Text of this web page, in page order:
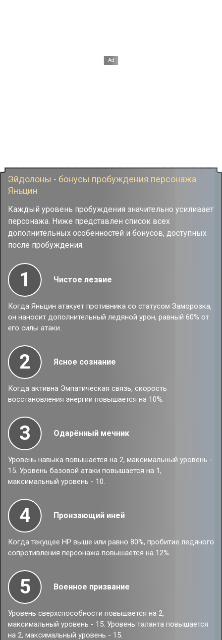
Эйдолоны - бонусы пробуждения персонажа
Яньцин
Каждый уровень пробуждения значительно усиливает
персонажа. Ниже представлен список всех
дополнительных особенностей и бонусов, доступных
после пробуждения.
1 Чистое лезвие
Когда Яньцин атакует противника со статусом Заморозка,
он наносит дополнительный ледяной урон, равный 60% от
его силы атаки.
2 Ясное сознание
Когда активна Эмпатическая связь, скорость
восстановления энергии повышается на 10%.
3 Одарённый мечник
Уровень навыка повышается на 2, максимальный уровень -
15. Уровень базовой атаки повышается на 1,
максимальный уровень - 10.
4 Пронзающий иней
Когда текущее НР выше или равно 80%, пробитие ледяного
сопротивления персонажа повышается на 12%.
5 Военное призвание
Уровень сверхспособности повышается на 2,
максимальный уровень - 15. Уровень таланта повышается
на 2, максимальный уровень - 15.